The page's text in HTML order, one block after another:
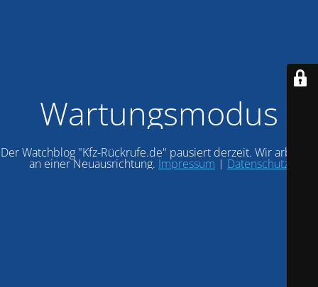
Wartungsmodus
Der Watchblog "Kfz-Rückrufe.de" pausiert derzeit. Wir arbeiten
an einer Neuausrichtung. Impressum | Datenschutz